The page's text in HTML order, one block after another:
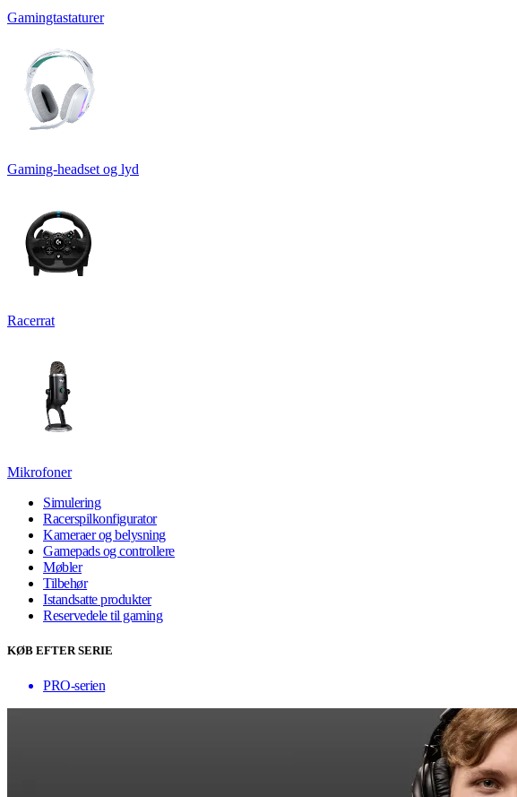
Gamingtastaturer
Gaming-headset og lyd
Racerrat
Mikrofoner
Simulering
Racerspilkonfigurator
Kameraer og belysning
Gamepads og controllere
Møbler
Tilbehør
Istandsatte produkter
Reservedele til gaming
KØB EFTER SERIE
PRO-serien